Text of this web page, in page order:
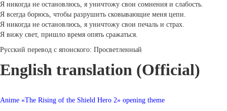
Я никогда не остановлюсь, я уничтожу свои сомнения и слабость.
Я всегда борюсь, чтобы разрушить сковывающие меня цепи.
Я никогда не остановлюсь, я уничтожу свои печаль и страх.
Я вижу свет, пришло время опять сражаться.
Русский перевод с японского: Просветленный
English translation (Official)
Anime «The Rising of the Shield Hero 2» opening theme